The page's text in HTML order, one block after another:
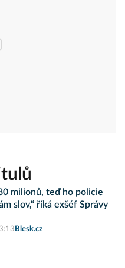
milionů, teď ho policie
slov,“ říká exšéf Správy
Blesk.cz